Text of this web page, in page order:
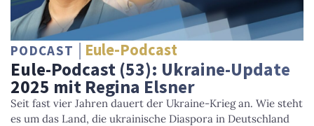
PODCAST Eule-Podcast
Eule-Podcast (53): Ukraine-Update
2025 mit Regina Elsner
Seit fast vier Jahren dauert der Ukraine-Krieg an. Wie steht
es um das Land, die ukrainische Diaspora in Deutschland